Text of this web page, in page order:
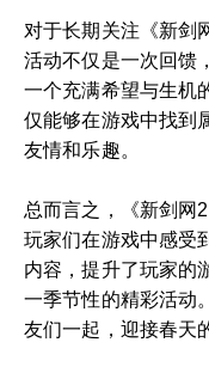
对于长期关注《新剑
活动不仅是一次回馈
一个充满希望与生机
仅能够在游戏中找到
友情和乐趣。
总而言之，《新剑网
玩家们在游戏中感受
内容，提升了玩家的
一季节性的精彩活动
友们一起，迎接春天